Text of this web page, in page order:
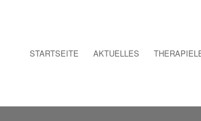
STARTSEITE AKTUELLES